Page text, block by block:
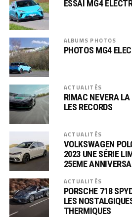
ESSAI MG4
ALBUMS PHOTOS
PHOTOS MG4
ACTUALITÉS
RIMAC NEVERA LA
LES RECORDS
ACTUALITÉS
VOLKSWAGEN
2023 UNE SÉRIE
25EME
ACTUALITÉS
PORSCHE 718
LES
THERMIQUES